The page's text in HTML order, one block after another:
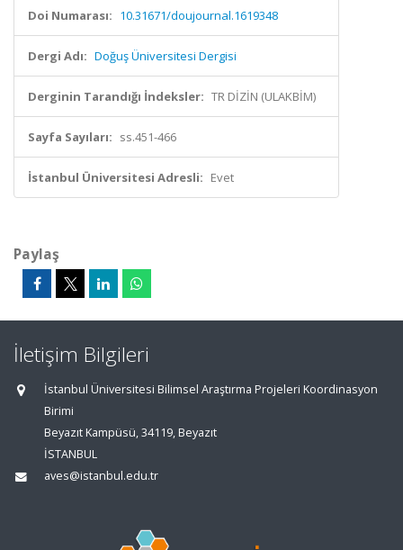
Doi Numarası: 10.31671/doujournal.1619348
Dergi Adı: Doğuş Üniversitesi Dergisi
Derginin Tarandığı İndeksler: TR DİZİN (ULAKBİM)
Sayfa Sayıları: ss.451-466
İstanbul Üniversitesi Adresli: Evet
Paylaş
İletişim Bilgileri
İstanbul Üniversitesi Bilimsel Araştırma Projeleri Koordinasyon
Birimi
Beyazıt Kampüsü, 34119, Beyazıt
İSTANBUL
aves@istanbul.edu.tr